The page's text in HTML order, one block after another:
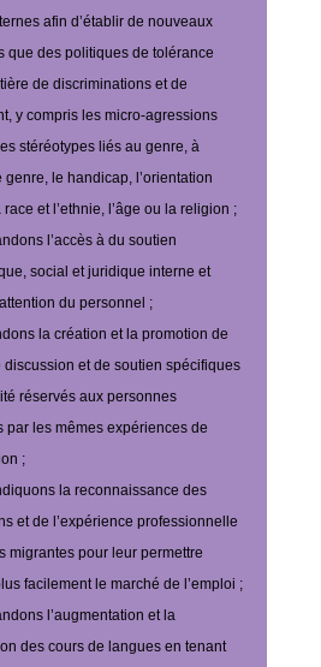
afin d’établir de nouveaux
que des politiques de tolérance
de discriminations et de
y compris les micro-agressions
stéréotypes liés au genre, à
genre, le handicap, l’orientation
et l’ethnie, l’âge ou la religion ;
l’accès à du soutien
social et juridique interne et
du personnel ;
la création et la promotion de
discussion et de soutien spécifiques
réservés aux personnes
par les mêmes expériences de
;
la reconnaissance des
et de l’expérience professionnelle
migrantes pour leur permettre
facilement le marché de l’emploi ;
l’augmentation et la
des cours de langues en tenant